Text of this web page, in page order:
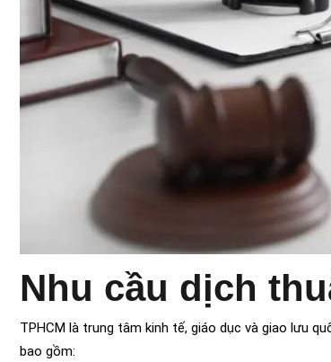
Nhu cầu dịch
TPHCM là trung tâm kinh tế, giáo dục và giao lưu
bao gồm: